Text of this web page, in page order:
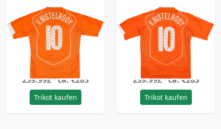
2004-06 Netherlands
Limited Edition Player
Issue Home Shirt
4540/5000
V.Nistelrooy #10 -
7/10 - (L)
239.99£ · ca. €283
Trikot kaufen
2004-06 Netherlands
Limited Edition Player
Issue Home Shirt
3194/5000
v.Nistelrooy #10 - 7/10
- (L)
239.99£ · ca. €283
Trikot kaufen